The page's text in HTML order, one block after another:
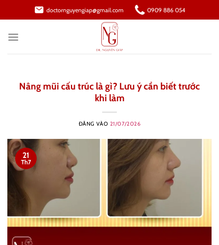
qua
dung
doctornguyengiap@gmail.com 0909 886 054
Nâng mũi cấu trúc là gì? Lưu ý cần biết trước
khi làm
ĐĂNG VÀO 21/07/2026
21
Th7